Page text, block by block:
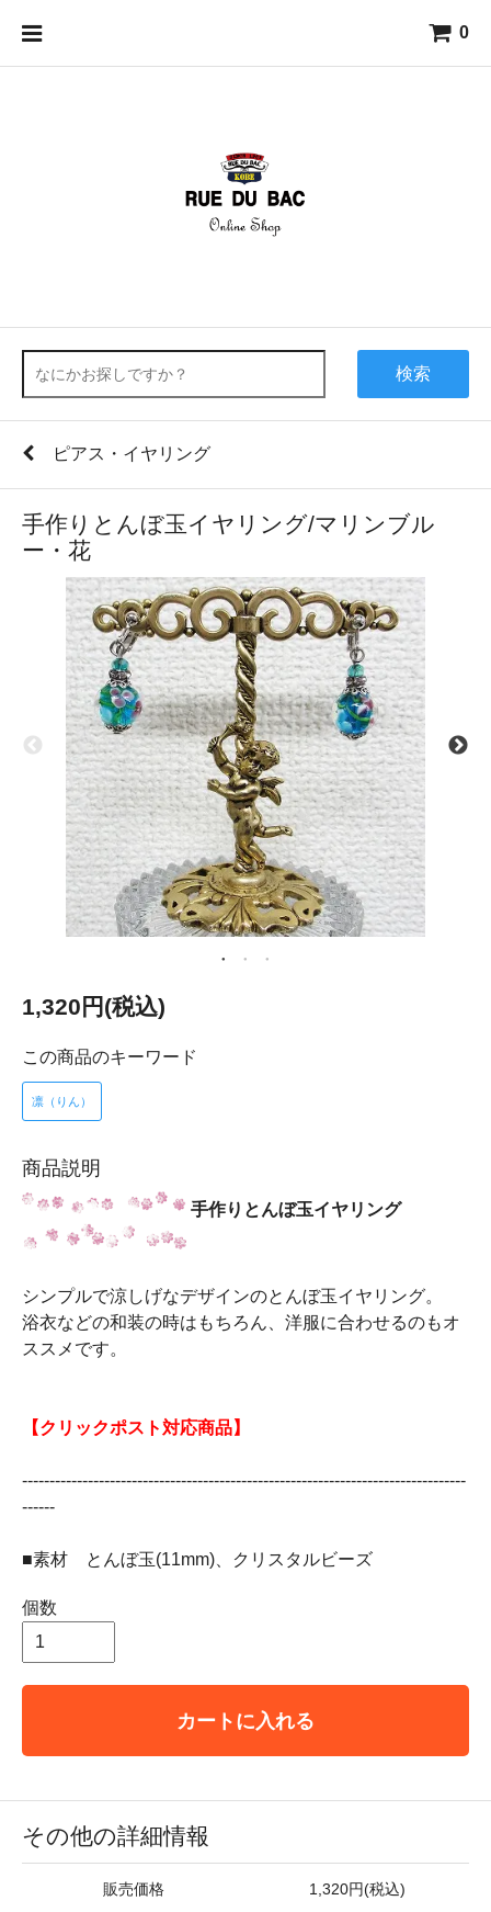
0
検索
ピアス・イヤリング
手作りとんぼ玉イヤリング/マリンブル
ー・花
1,320円(税込)
この商品のキーワード
凛（りん）
商品説明
手作りとんぼ玉イヤリング
シンプルで涼しげなデザインのとんぼ玉イヤリング。
浴衣などの和装の時はもちろん、洋服に合わせるのもオ
ススメです。
【クリックポスト対応商品】
---------------------------------------------------------------------------------
------
■素材 とんぼ玉(11mm)、クリスタルビーズ
個数
カートに入れる
その他の詳細情報
販売価格 1,320円(税込)